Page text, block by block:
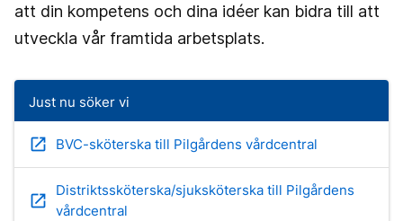
att din kompetens och dina idéer kan bidra till att
utveckla vår framtida arbetsplats.
Just nu söker vi
open_in_new BVC-sköterska till Pilgårdens vårdcentral
open_in_new
Distriktssköterska/sjuksköterska till Pilgårdens
vårdcentral